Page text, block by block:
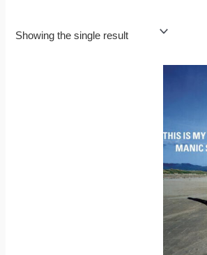
Showing the single result